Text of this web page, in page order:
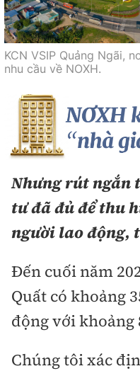
KCN VSIP Quảng Ngãi,
nhu cầu về NOXH.
Nhưng rútngắn
tư đã đủ để thu
người lao động,
Đến cuối năm
Quất có khoảng
động với khoảng
Chúng tôi xác